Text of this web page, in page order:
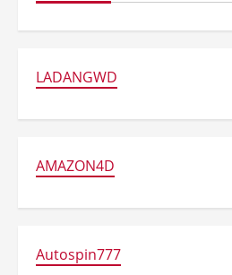
LADANGWD
AMAZON4D
Autospin777